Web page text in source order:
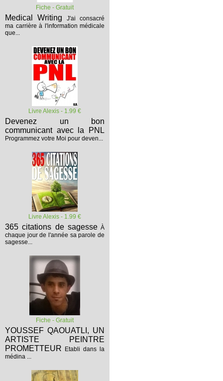
Fiche - Gratuit
Medical Writing
J'ai consacré
ma carrière à l'information médicale
que...
Livre Alexis - 1.99 €
Devenez un bon
communicant avec la PNL
Programmez votre Moi pour deven...
Livre Alexis - 1.99 €
365 citations de sagesse À
chaque jour de l'année sa parole de
sagesse...
Fiche - Gratuit
YOUSSEF QAOUATLI, UN
ARTISTE PEINTRE
PROMETTEUR
Etabli dans la
médina ...